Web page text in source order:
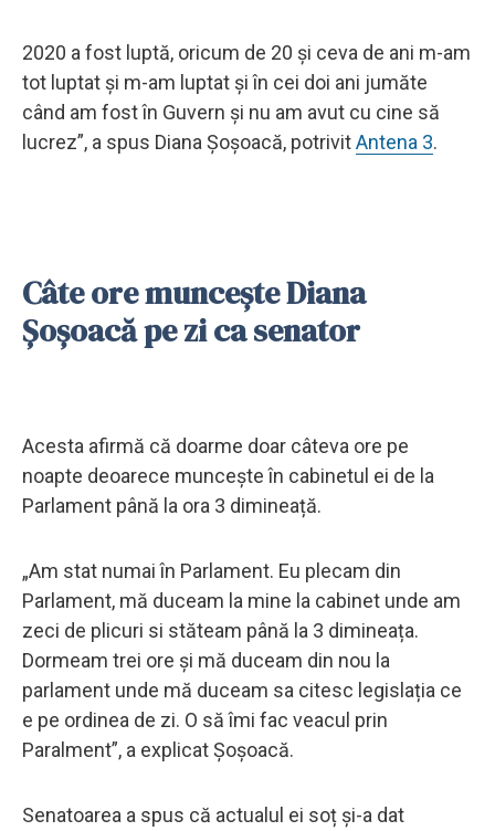
2020 a fost luptă, oricum de 20 și ceva de ani m-am
tot luptat și m-am luptat și în cei doi ani jumăte
când am fost în Guvern și nu am avut cu cine să
lucrez”, a spus Diana Șoșoacă, potrivitAntena 3.
Câte ore muncește Diana
Șoșoacă pe zi ca senator
Acesta afirmă că doarme doar câteva ore pe
noapte deoarece muncește în cabinetul ei de la
Parlament până la ora 3 dimineață.
„Am stat numai în Parlament. Eu plecam din
Parlament, mă duceam la mine la cabinet unde am
zeci de plicuri si stăteam până la 3 dimineața.
Dormeam trei ore și mă duceam din nou la
parlament unde mă duceam sa citesc legislația ce
e pe ordinea de zi. O să îmi fac veacul prin
Paralment”, a explicat Șoșoacă.
Senatoarea a spus că actualul ei soț și-a dat